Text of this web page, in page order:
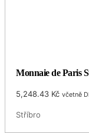
Monnaie de Paris
5,248.43 Kč včetně
Stříbro